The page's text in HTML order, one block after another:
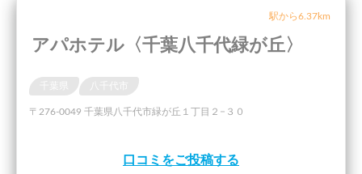
駅から6.37km
アパホテル〈千葉八千代緑が丘〉
千葉県 八千代市
〒276-0049 千葉県八千代市緑が丘１丁目２−３０
口コミをご投稿する